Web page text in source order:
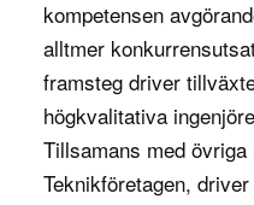
förbättringar för att
och förbättra
övergripande kvalitet.
Kvalitetschefen
nyckelkontaktpunkt för
kompetensen
alltmer
framsteg driver
högkvalitativa
Tillsamans med övriga
Teknikföretagen,